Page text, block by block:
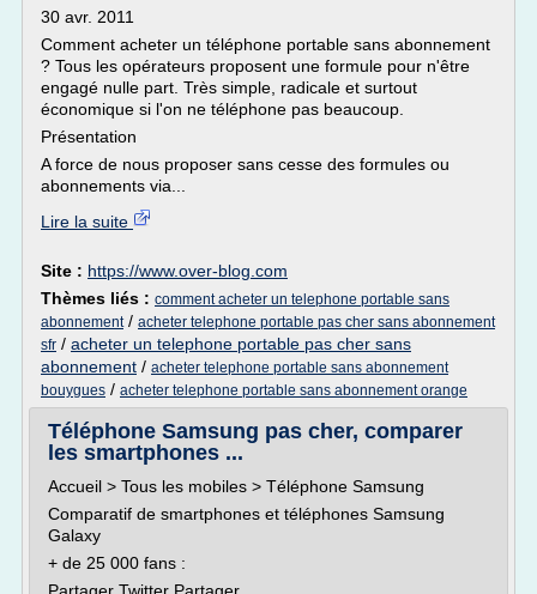
30 avr. 2011
Comment acheter un téléphone portable sans abonnement
? Tous les opérateurs proposent une formule pour n'être
engagé nulle part. Très simple, radicale et surtout
économique si l'on ne téléphone pas beaucoup.
Présentation
A force de nous proposer sans cesse des formules ou
abonnements via...
Lire la suite
Site : https://www.over-blog.com
Thèmes liés : comment acheter un telephone portable sans
abonnement/ acheter telephone portable pas cher sans abonnement
sfr / acheter un telephone portable pas cher sans
abonnement / acheter telephone portable sans abonnement
bouygues / acheter telephone portable sans abonnement orange
Téléphone Samsung pas cher, comparer
les smartphones ...
Accueil > Tous les mobiles > Téléphone Samsung
Comparatif de smartphones et téléphones Samsung
Galaxy
+ de 25 000 fans :